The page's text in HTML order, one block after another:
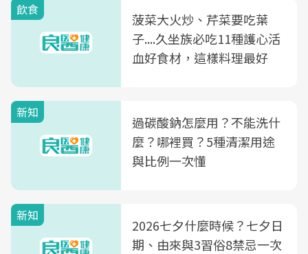
飲食
菠菜大火炒、芹菜要吃葉
子....久坐族必吃11種護心活
血好食材，這樣料理最好
新知
過碳酸鈉怎麼用？不能洗什
麼？哪裡買？5種清潔用途
與比例一次懂
新知
2026七夕什麼時候？七夕日
期、由來與3習俗8禁忌一次